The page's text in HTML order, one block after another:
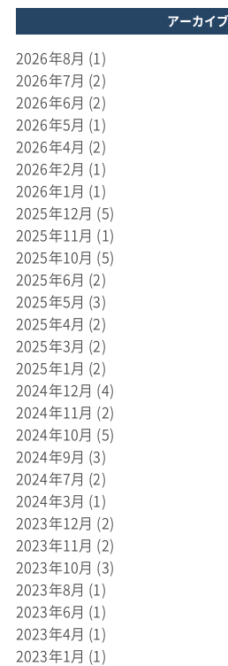
アーカイブ
2026年8月 (1)
2026年7月 (2)
2026年6月 (2)
2026年5月 (1)
2026年4月 (2)
2026年2月 (1)
2026年1月 (1)
2025年12月 (5)
2025年11月 (1)
2025年10月 (5)
2025年6月 (2)
2025年5月 (3)
2025年4月 (2)
2025年3月 (2)
2025年1月 (2)
2024年12月 (4)
2024年11月 (2)
2024年10月 (5)
2024年9月 (3)
2024年7月 (2)
2024年3月 (1)
2023年12月 (2)
2023年11月 (2)
2023年10月 (3)
2023年8月 (1)
2023年6月 (1)
2023年4月 (1)
2023年1月 (1)